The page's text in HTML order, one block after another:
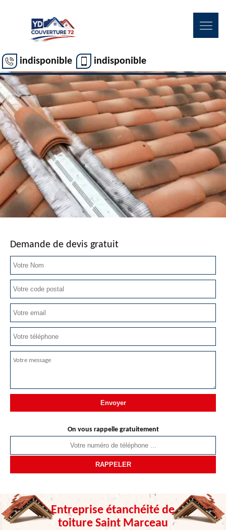
indisponible indisponible
Demande de devis gratuit
On vous rappelle gratuitement
Entreprise étanchéité de
toiture Saint Marceau